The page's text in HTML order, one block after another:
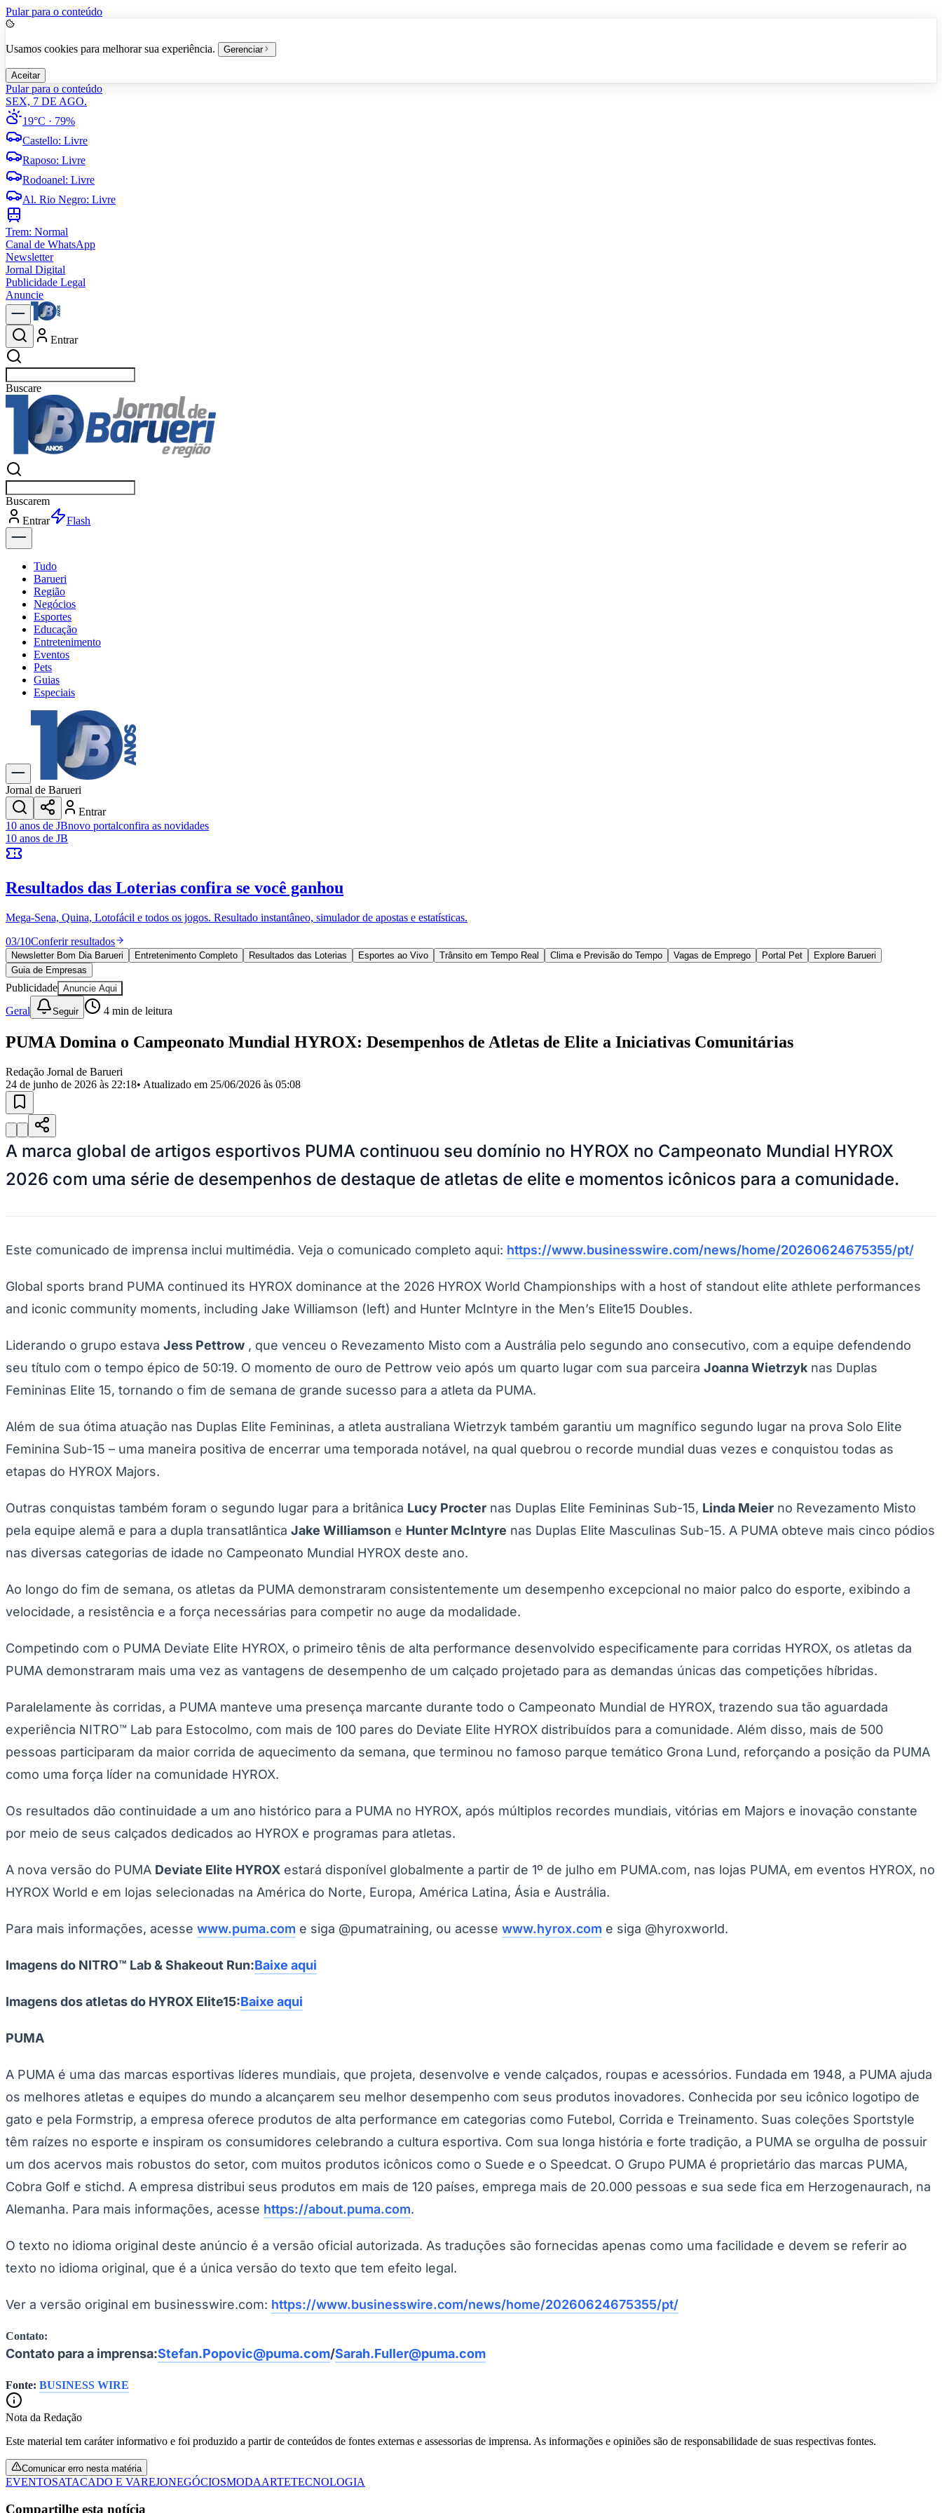
Pular para o conteúdo
Usamos cookies para melhorar sua experiência. Gerenciar
Aceitar
Pular para o conteúdo
SEX, 7 DE AGO.
19°C · 79%
Castello: Livre
Raposo: Livre
Rodoanel: Livre
Al. Rio Negro: Livre
Trem: Normal
Canal de WhatsApp
Newsletter
Jornal Digital
Publicidade Legal
Anuncie
Entrar
Buscaresportes
Buscaresportes
Entrar
Flash
Tudo
Barueri
Região
Negócios
Esportes
Educação
Entretenimento
Eventos
Pets
Guias
Especiais
Explore Tudo
Últimas Notícias
Previsão do Tempo
Trânsito e Rotas
Dia a Dia & Lazer
Transportes
Gastronomia
Cinema & Shows
JogosNovo
Anuncie no Portal
Cadastrar Empresa
Divulgar Vagas Novo
Publicidade Legal
Política
Eleições
Esportes
Saúde
Segurança
Cultura
Obras
Educação
Bairros de Barueri
Selecione sua região
AldeiaAldeia da Serra
MilitarItapeviJandiraJardim Audir Jardim Belval Jardim CalifórniaJardim dos AltosJardim dos CamargosJardim EsperançaJardim GrazielaJardim IracemaJardim ItaquitiJardim JulioJardim LíbanoJardim Maria
Jardim Maria Helena Jardim Mutinga Jardim Paraíso Jardim Silveira
AldeinhaOsascoParque dos CamargosParque ImperialParque Santa LuziaParque VianaPirapora do Bom JesusRecanto PhrynéaSantana de ParnaíbaSilveiraTamboréVale do SolVila BarrosVila Boa Vista
Conde
Vila Engenho Novo Vila Márcia Vila Nossa Sra. da Escada Vila Porto
Votupoca
Divulgar VagasNovo
Negócios Regionais
Turismo
Segurança Regional
Parques & Represas
Cidades da Região
Santana de ParnaíbaOsascoCarapicuíba JandiraItapevi CotiaPirapora do Bom JesusAraçariguama CajamarCaieirasFranco da RochaFrancisco MoratoTaboão da SerraEmbu das Artes São Roque
Para Sua Empresa
Guia de Empresas
Guia Comercial
Agenda de Vestibulares
Vagas de Emprego
Concursos
Panorama Econômico
Panorama Econômico
Para Sua Empresa
Verificar Empresa Novo
Anunciar VagasNovo
Publicidade Legal
NFL
UFC
Tênis (ATP)
MLB
NHL
Atletismo
NBB
Competições de Futebol
Brasileirão Série B
Copa do Brasil
Copa América
La Liga
Jornal de Barueri
Entrar
10 anos de JBnovo portalconfira as novidades
10 anos de JB
Resultados das Loterias confira se você ganhou
Mega-Sena, Quina, Lotofácil e todos os jogos. Resultado instantâneo, simulador de apostas e estatísticas.
03/10Conferir resultados
Newsletter Bom Dia Barueri Entretenimento Completo Resultados das Loterias Esportes ao Vivo Trânsito em Tempo Real Clima e Previsão do Tempo Vagas de Emprego Portal Pet
Explore Barueri
Guia de Empresas
Publicidade Anuncie Aqui
Geral Seguir 4 min de leitura
PUMA Domina o Campeonato Mundial HYROX: Desempenhos de Atletas de Elite a Iniciativas Comunitárias
Redação Jornal de Barueri
24 de junho de 2026 às 22:18• Atualizado em 25/06/2026 às 05:08
A marca global de artigos esportivos PUMA continuou seu domínio no HYROX no Campeonato Mundial HYROX
2026 com uma série de desempenhos de destaque de atletas de elite e momentos icônicos para a comunidade.
Este comunicado de imprensa inclui multimédia. Veja o comunicado completo aqui: https://www.businesswire.com/news/home/20260624675355/pt/
Global sports brand PUMA continued its HYROX dominance at the 2026 HYROX World Championships with a host of standout elite athlete performances
and iconic community moments, including Jake Williamson (left) and Hunter McIntyre in the Men’s Elite15 Doubles.
Liderando o grupo estava Jess Pettrow , que venceu o Revezamento Misto com a Austrália pelo segundo ano consecutivo, com a equipe defendendo
seu título com o tempo épico de 50:19. O momento de ouro de Pettrow veio após um quarto lugar com sua parceira Joanna Wietrzyk nas Duplas
Femininas Elite 15, tornando o fim de semana de grande sucesso para a atleta da PUMA.
Além de sua ótima atuação nas Duplas Elite Femininas, a atleta australiana Wietrzyk também garantiu um magnífico segundo lugar na prova Solo Elite
Feminina Sub-15 – uma maneira positiva de encerrar uma temporada notável, na qual quebrou o recorde mundial duas vezes e conquistou todas as
etapas do HYROX Majors.
Outras conquistas também foram o segundo lugar para a britânica Lucy Procter nas Duplas Elite Femininas Sub-15, Linda Meier no Revezamento Misto
pela equipe alemã e para a dupla transatlântica Jake Williamson e Hunter McIntyre nas Duplas Elite Masculinas Sub-15. A PUMA obteve mais cinco pódios
nas diversas categorias de idade no Campeonato Mundial HYROX deste ano.
Ao longo do fim de semana, os atletas da PUMA demonstraram consistentemente um desempenho excepcional no maior palco do esporte, exibindo a
velocidade, a resistência e a força necessárias para competir no auge da modalidade.
Competindo com o PUMA Deviate Elite HYROX, o primeiro tênis de alta performance desenvolvido especificamente para corridas HYROX, os atletas da
PUMA demonstraram mais uma vez as vantagens de desempenho de um calçado projetado para as demandas únicas das competições híbridas.
Paralelamente às corridas, a PUMA manteve uma presença marcante durante todo o Campeonato Mundial de HYROX, trazendo sua tão aguardada
experiência NITRO™ Lab para Estocolmo, com mais de 100 pares do Deviate Elite HYROX distribuídos para a comunidade. Além disso, mais de 500
pessoas participaram da maior corrida de aquecimento da semana, que terminou no famoso parque temático Grona Lund, reforçando a posição da PUMA
como uma força líder na comunidade HYROX.
Os resultados dão continuidade a um ano histórico para a PUMA no HYROX, após múltiplos recordes mundiais, vitórias em Majors e inovação constante
por meio de seus calçados dedicados ao HYROX e programas para atletas.
A nova versão do PUMA Deviate Elite HYROX estará disponível globalmente a partir de 1º de julho em PUMA.com, nas lojas PUMA, em eventos HYROX, no
HYROX World e em lojas selecionadas na América do Norte, Europa, América Latina, Ásia e Austrália.
Para mais informações, acesse www.puma.com e siga @pumatraining, ou acesse www.hyrox.com e siga @hyroxworld.
Imagens do NITRO™ Lab & Shakeout Run:Baixe aqui
Imagens dos atletas do HYROX Elite15:Baixe aqui
PUMA
A PUMA é uma das marcas esportivas líderes mundiais, que projeta, desenvolve e vende calçados, roupas e acessórios. Fundada em 1948, a PUMA ajuda
os melhores atletas e equipes do mundo a alcançarem seu melhor desempenho com seus produtos inovadores. Conhecida por seu icônico logotipo de
gato e pela Formstrip, a empresa oferece produtos de alta performance em categorias como Futebol, Corrida e Treinamento. Suas coleções Sportstyle
têm raízes no esporte e inspiram os consumidores celebrando a cultura esportiva. Com sua longa história e forte tradição, a PUMA se orgulha de possuir
um dos acervos mais robustos do setor, com muitos produtos icônicos como o Suede e o Speedcat. O Grupo PUMA é proprietário das marcas PUMA,
Cobra Golf e stichd. A empresa distribui seus produtos em mais de 120 países, emprega mais de 20.000 pessoas e sua sede fica em Herzogenaurach, na
Alemanha. Para mais informações, acesse https://about.puma.com.
O texto no idioma original deste anúncio é a versão oficial autorizada. As traduções são fornecidas apenas como uma facilidade e devem se referir ao
texto no idioma original, que é a única versão do texto que tem efeito legal.
Ver a versão original em businesswire.com: https://www.businesswire.com/news/home/20260624675355/pt/
Contato:
Contato para a imprensa:Stefan.Popovic@puma.com/Sarah.Fuller@puma.com
Fonte: BUSINESS WIRE
Nota da Redação
Este material tem caráter informativo e foi produzido a partir de conteúdos de fontes externas e assessorias de imprensa. As informações e opiniões são de responsabilidade de suas respectivas fontes.
Comunicar erro nesta matéria
EVENTOSATACADO E VAREJONEGÓCIOSMODAARTETECNOLOGIA
Compartilhe esta notícia